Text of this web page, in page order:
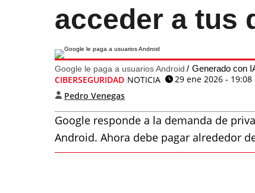
acceder a tus
Google le paga a usuarios Android Generado con
CIBERSEGURIDAD NOTICIA
29 ene 2026 - 19:08
Pedro Venegas
Google responde a la demanda de
Android. Ahora debe pagar alrededor